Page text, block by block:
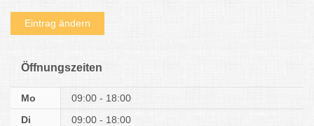
Eintrag ändern
Öffnungszeiten
Mo
09:00 - 18:00
Di
09:00 - 18:00